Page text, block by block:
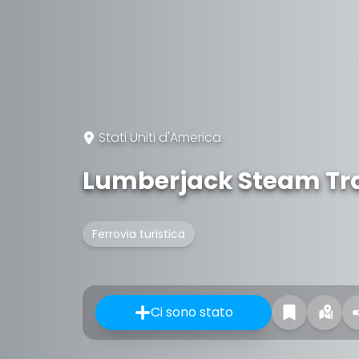
Stati Uniti d'America
Lumberjack Steam
Ferrovia turistica
Ci sono stato